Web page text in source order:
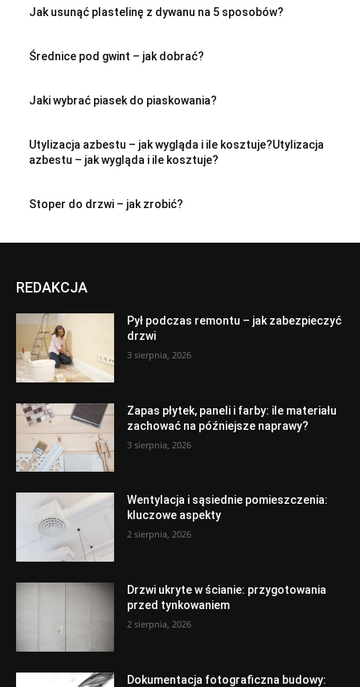
Jak usunąć plastelinę z dywanu na 5 sposobów?
Średnice pod gwint – jak dobrać?
Jaki wybrać piasek do piaskowania?
Utylizacja azbestu – jak wygląda i ile kosztuje?Utylizacja
azbestu – jak wygląda i ile kosztuje?
Stoper do drzwi – jak zrobić?
REDAKCJA
Pył podczas remontu – jak zabezpieczyć
drzwi
3 sierpnia, 2026
Zapas płytek, paneli i farby: ile materiału
zachować na późniejsze naprawy?
3 sierpnia, 2026
Wentylacja i sąsiednie pomieszczenia:
kluczowe aspekty
2 sierpnia, 2026
Drzwi ukryte w ścianie: przygotowania
przed tynkowaniem
2 sierpnia, 2026
Dokumentacja fotograficzna budowy: